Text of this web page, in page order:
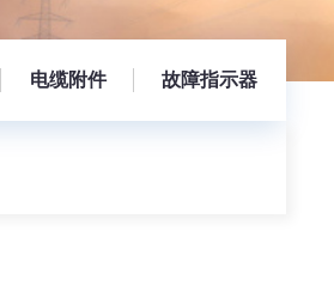
电缆附件 故障指示器